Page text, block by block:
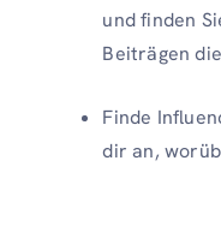
und finden
Beiträgen
Finde
dir an,